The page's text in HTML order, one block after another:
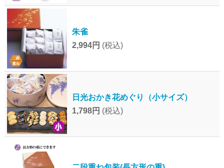
朱雀
2,994円 (税込)
日光おかき花めぐり（小サイズ）
1,798円 (税込)